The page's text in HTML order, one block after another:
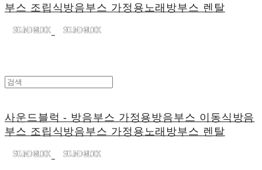
부스 조립식방음부스 가정용노래방부스 렌탈
사운드블럭 - 방음부스 가정용방음부스 이동식방음
부스 조립식방음부스 가정용노래방부스 렌탈